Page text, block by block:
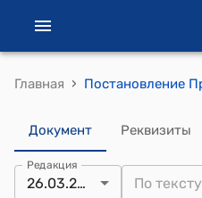
Главная ›
Документ Реквизиты
Редакция
26.03.2015